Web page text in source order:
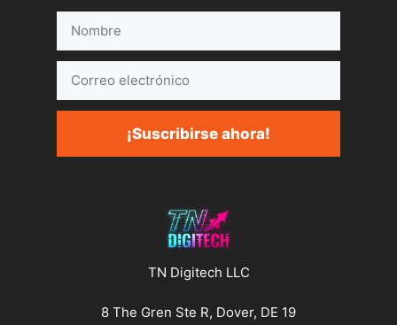
electrónico
¡Suscribirse ahora!
TN Digitech LLC
8 The Gren Ste R, Dover, DE 19